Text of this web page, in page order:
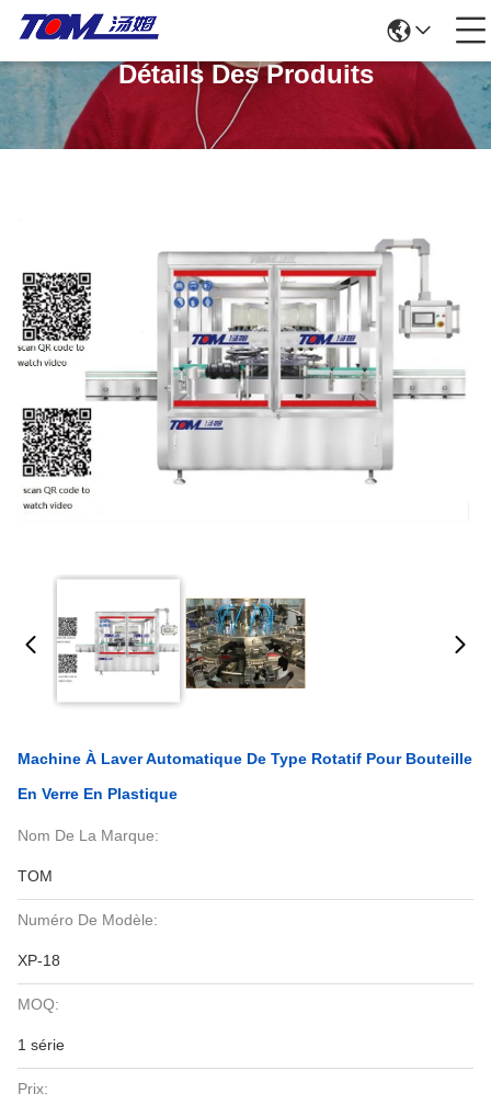
Détails Des Produits
Machine À Laver Automatique De Type Rotatif Pour Bouteille
En Verre En Plastique
Nom De La Marque:
TOM
Numéro De Modèle:
XP-18
MOQ:
1 série
Prix: